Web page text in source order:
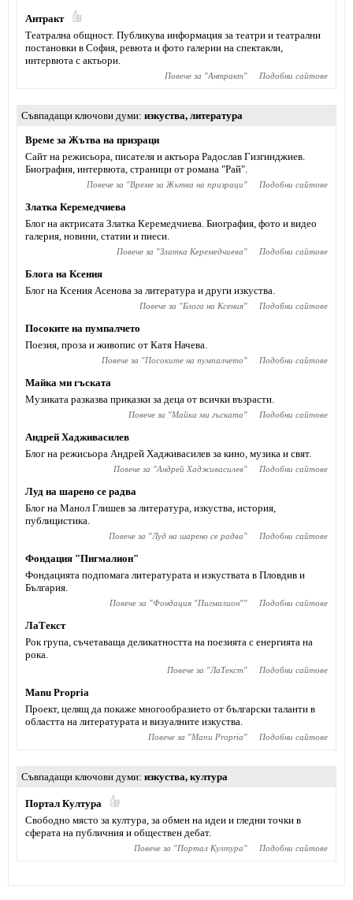
Антракт
Театрална общност. Публикува информация за театри и театрални
постановки в София, ревюта и фото галерии на спектакли,
интервюта с актьори.
Повече за "Антракт" Подобни сайтове
Съвпадащи ключови думи изкуства, литература
Време за Жътва на призраци
Сайт на режисьора, писателя и актьора Радослав Гизгинджиев‎.
Биография, интервюта, страници от романа "Рай".
Повече за "Време за Жътва на призраци" Подобни сайтове
Златка Керемедчиева
Блог на актрисата Златка Керемедчиева. Биография, фото и видео
галерия, новини, статии и пиеси.
Повече за "Златка Керемедчиева" Подобни сайтове
Блога на Ксения
Блог на Ксения Асенова за литература и други изкуства.
Повече за "Блога на Ксения" Подобни сайтове
Посоките на пумпалчето
Поезия, проза и живопис от Катя Начева.
Повече за "Посоките на пумпалчето" Подобни сайтове
Майка ми гъската
Музиката разказва приказки за деца от всички възрасти.
Повече за "Майка ми гъската" Подобни сайтове
Андрей Хадживасилев
Блог на режисьора Андрей Хадживасилев за кино, музика и свят.
Повече за "Андрей Хадживасилев" Подобни сайтове
Луд на шарено се радва
Блог на Манол Глишев за литература, изкуства, история,
публицистика.
Повече за "Луд на шарено се радва" Подобни сайтове
Фондация "Пигмалион"
Фондацията подпомага литературата и изкуствата в Пловдив и
България.
Повече за "Фондация "Пигмалион"" Подобни сайтове
ЛаТекст
Рок група, съчетаваща деликатността на поезията с енергията на
рока.
Повече за "ЛаТекст" Подобни сайтове
Manu Prоpria
Проект, целящ да покаже многообразието от български таланти в
областта на литературата и визуалните изкуства.
Повече за "Manu Prоpria" Подобни сайтове
Съвпадащи ключови думи изкуства, култура
Портал Култура
Свободно място за култура, за обмен на идеи и гледни точки в
сферата на публичния и обществен дебат.
Повече за "Портал Култура" Подобни сайтове